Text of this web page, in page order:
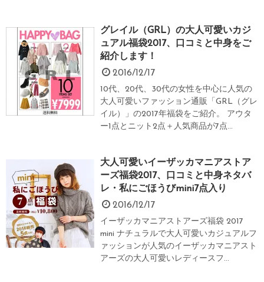
グレイル（GRL）の大人可愛いカジ
ュアル福袋2017、口コミと中身をご
紹介します！
2016/12/17
10代、20代、30代の女性を中心に人気の
大人可愛いファッション通販「GRL（グレ
イル）」の2017年福袋をご紹介。 アウタ
ー1点とニット2点＋人気商品が7点...
大人可愛いイーザッカマニアストア
ーズ福袋2017、口コミと中身ネタバ
レ・私にごほうびmini7点入り
2016/12/17
イーザッカマニアストアーズ福袋 2017
mini ナチュラルで大人可愛いカジュアルフ
ァッションが人気のイーザッカマニアスト
アーズの大人可愛いレディースフ...